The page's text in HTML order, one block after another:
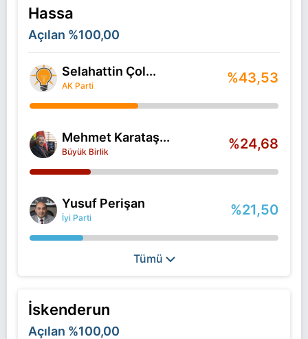
Hassa
Açılan %100,00
Selahattin Çol...
AK Parti %43,53
Mehmet Karataş...
Büyük Birlik %24,68
Yusuf Perişan
İyi Parti %21,50
Tümü
İskenderun
Açılan %100,00